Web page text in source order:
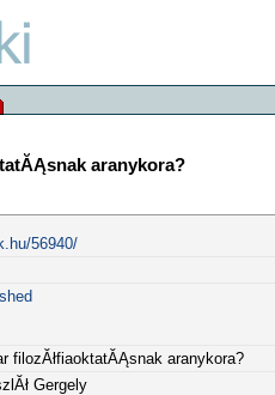
aranykora?
56940/
filozĂłfiaoktatĂĄsnak aranykora?
Gergely